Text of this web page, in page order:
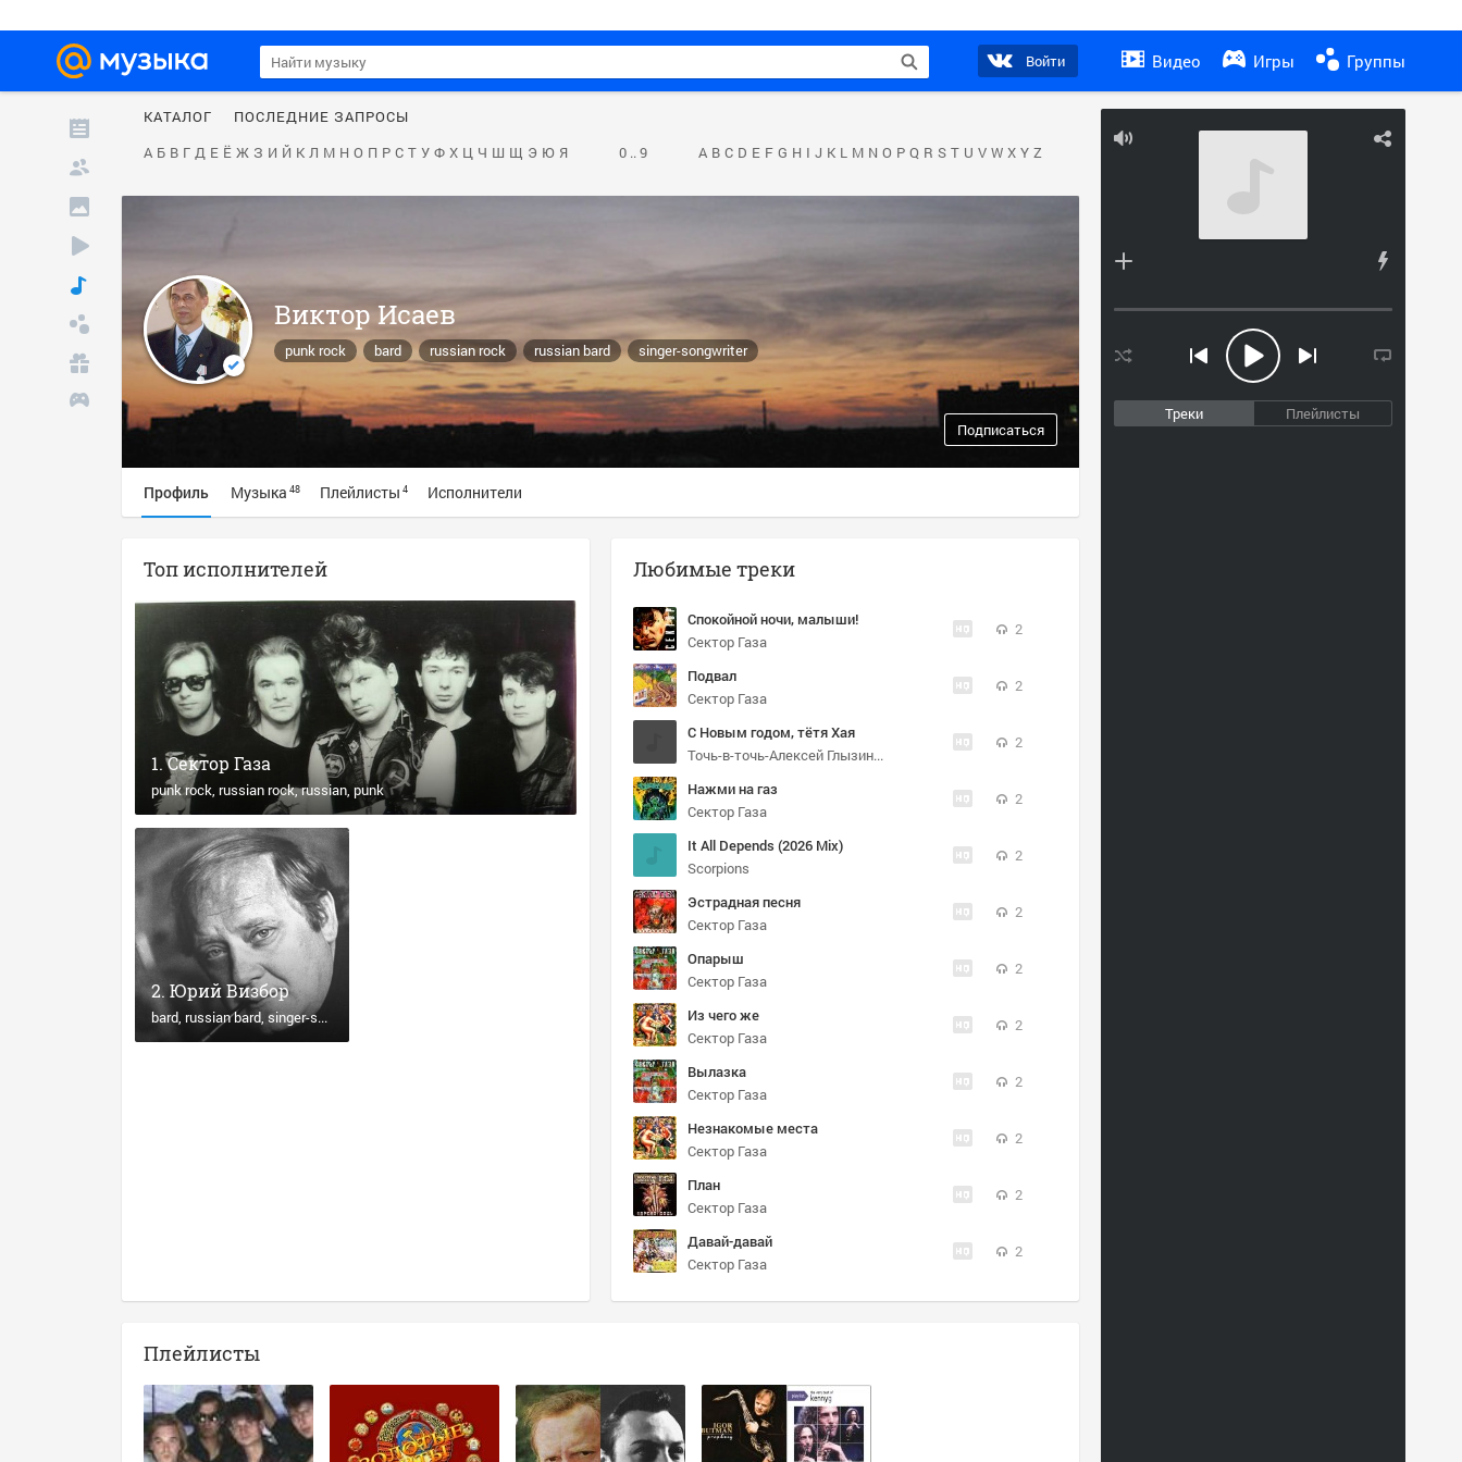
Войти Видео Игры Группы
Треки Плейлисты
КАТАЛОГ
ПОСЛЕДНИЕ ЗАПРОСЫ
А Б В Г Д Е Ё Ж З И Й К Л М Н О П Р С Т У Ф Х Ц Ч Ш Щ Э Ю Я 0 .. 9 A B C D E F G H I J K L M N O P Q R S T U V W X Y Z
Виктор Исаев
punk rock bard russian rock russian bard singer-songwriter
Подписаться
Профиль Музыка 48 Плейлисты 4 Исполнители
Топ исполнителей
Сектор Газа
punk rock russian rock russian punk
Юрий Визбор
bard russian bard singer-songwriter
Любимые треки
Спокойной ночи, малыши!
Сектор Газа
2
Подвал
Сектор Газа
2
С Новым годом, тётя Хая
Точь-в-точь-Алексей Глызин (Вилли Токарев)
2
Нажми на газ
Сектор Газа
2
It All Depends (2026 Mix)
Scorpions
2
Эстрадная песня
Сектор Газа
2
Опарыш
Сектор Газа
2
Из чего же
Сектор Газа
2
Вылазка
Сектор Газа
2
Незнакомые места
Сектор Газа
2
План
Сектор Газа
2
Давай-давай
Сектор Газа
2
Плейлисты